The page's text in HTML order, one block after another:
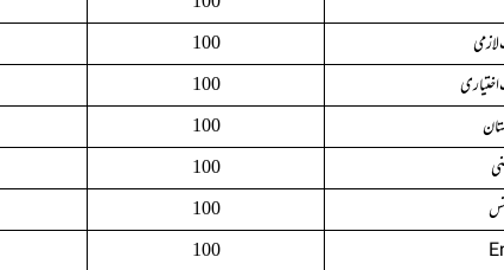
100
100
100
100
100
100